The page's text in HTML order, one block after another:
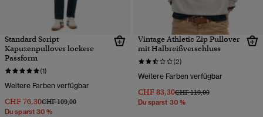
Standard Script
Kapuzenpullover lockere
Passform
(1)
Weitere Farben verfügbar
CHF 76,30Preis wurde reduziert von
CHF 109,00bis
Du sparst 30 %
Vintage Athletic Zip Pullover
mit Halbreißverschluss
(2)
Weitere Farben verfügbar
CHF 83,30Preis wurde reduziert von
CHF 119,00bis
Du sparst 30 %